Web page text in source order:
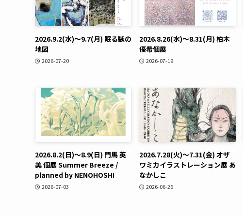
2026.9.2(水)〜9.7(月) 眠る獣の
地図
2026-07-20
2026.8.26(水)〜8.31(月) 柏木
優希個展
2026-07-19
2026.8.2(日)〜8.9(日) 門馬 英
美 個展 Summer Breeze /
planned by NENOHOSHI
2026-07-03
2026.7.28(火)〜7.31(金) オザ
ワミカイラストレーション展 あ
なかしこ
2026-06-26